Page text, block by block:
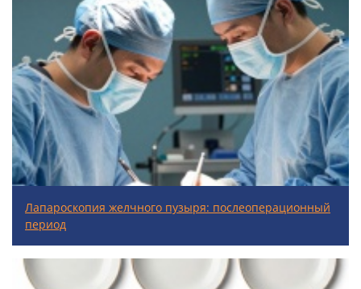
Лапароскопия желчного пузыря: послеоперационный
период